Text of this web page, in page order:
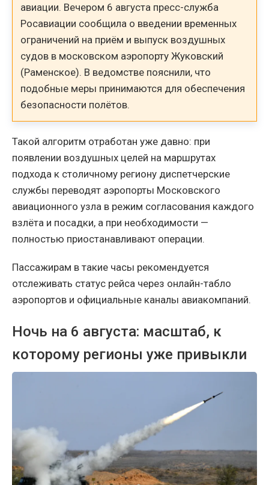
авиации. Вечером 6 августа пресс-служба
Росавиации сообщила о введении временных
ограничений на приём и выпуск воздушных
судов в московском аэропорту Жуковский
(Раменское). В ведомстве пояснили, что
подобные меры принимаются для обеспечения
безопасности полётов.
Такой алгоритм отработан уже давно: при
появлении воздушных целей на маршрутах
подхода к столичному региону диспетчерские
службы переводят аэропорты Московского
авиационного узла в режим согласования каждого
взлёта и посадки, а при необходимости —
полностью приостанавливают операции.
Пассажирам в такие часы рекомендуется
отслеживать статус рейса через онлайн-табло
аэропортов и официальные каналы авиакомпаний.
Ночь на 6 августа: масштаб, к
которому регионы уже привыкли